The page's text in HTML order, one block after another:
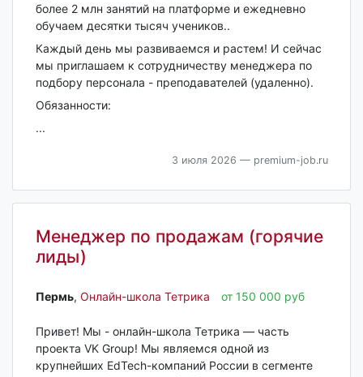
более 2 млн занятий на платформе и ежедневно
обучаем десятки тысяч учеников..
Каждый день мы развиваемся и растем! И сейчас
мы приглашаем к сотрудничеству менеджера по
подбору персонала - преподавателей (удаленно).
Обязанности:
...
3 июля 2026 — premium-job.ru
Менеджер по продажам (горячие
лиды)
Пермь‎, Онлайн-школа Тетрика от 150 000 руб
Привет! Мы - онлайн-школа Тетрика — часть
проекта VK Group! Мы являемся одной из
крупнейших EdTech-компаний России в сегменте